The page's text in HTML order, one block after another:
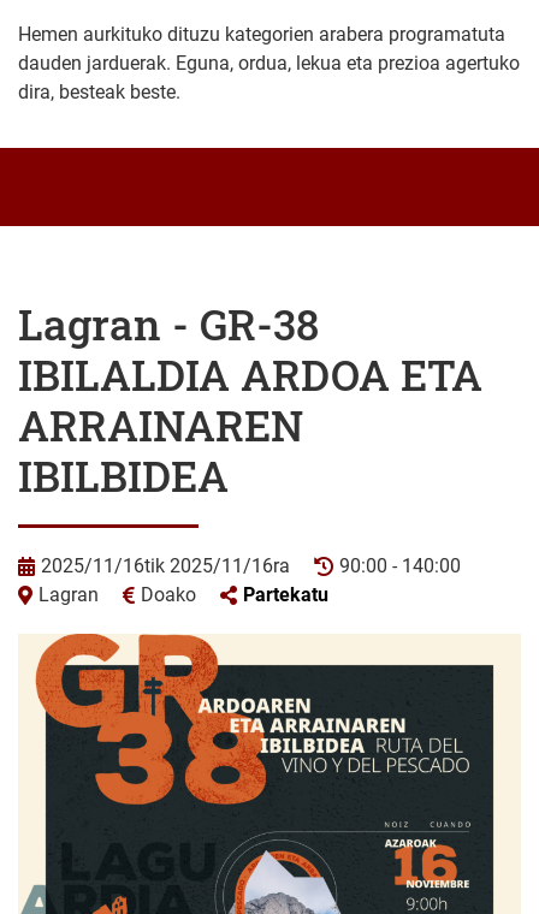
Hemen aurkituko dituzu kategorien arabera programatuta
dauden jarduerak. Eguna, ordua, lekua eta prezioa agertuko
dira, besteak beste.
Lagran - GR-38
IBILALDIA ARDOA ETA
ARRAINAREN
IBILBIDEA
2025/11/16tik 2025/11/16ra
90:00 - 140:00
Lagran
Doako Partekatu